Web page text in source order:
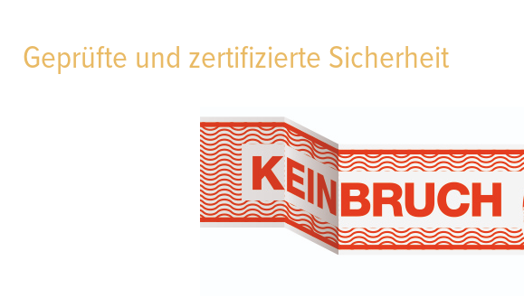
Geprüfte und zertifizierte Sicherheit